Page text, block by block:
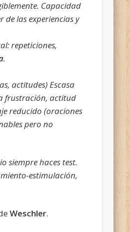
Capacidad
de las experiencias y
repeticiones,
.
actitudes) Escasa
frustración, actitud
reducido (oraciones
pero no
siempre haces test.
estimulación,
Weschler.